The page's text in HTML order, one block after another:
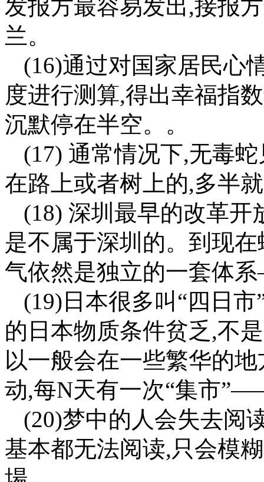
发报方最容易发出,接报
兰。
(16)通过对国家居民心
度进行测算,得出幸福指
沉默停在半空。。
(17) 通常情况下,无毒
在路上或者树上的,多半
(18) 深圳最早的改革开
是不属于深圳的。到现
气依然是独立的一套体
(19)日本很多叫“四日
的日本物质条件贫乏,不
以一般会在一些繁华的
动,每N天有一次“集市
(20)梦中的人会失去阅
基本都无法阅读,只会模